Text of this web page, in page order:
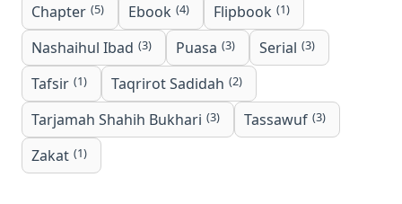
Chapter (5) Ebook (4) Flipbook (1)
Nashaihul Ibad (3) Puasa (3) Serial (3)
Tafsir (1) Taqrirot Sadidah (2)
Tarjamah Shahih Bukhari (3) Tassawuf (3)
Zakat (1)